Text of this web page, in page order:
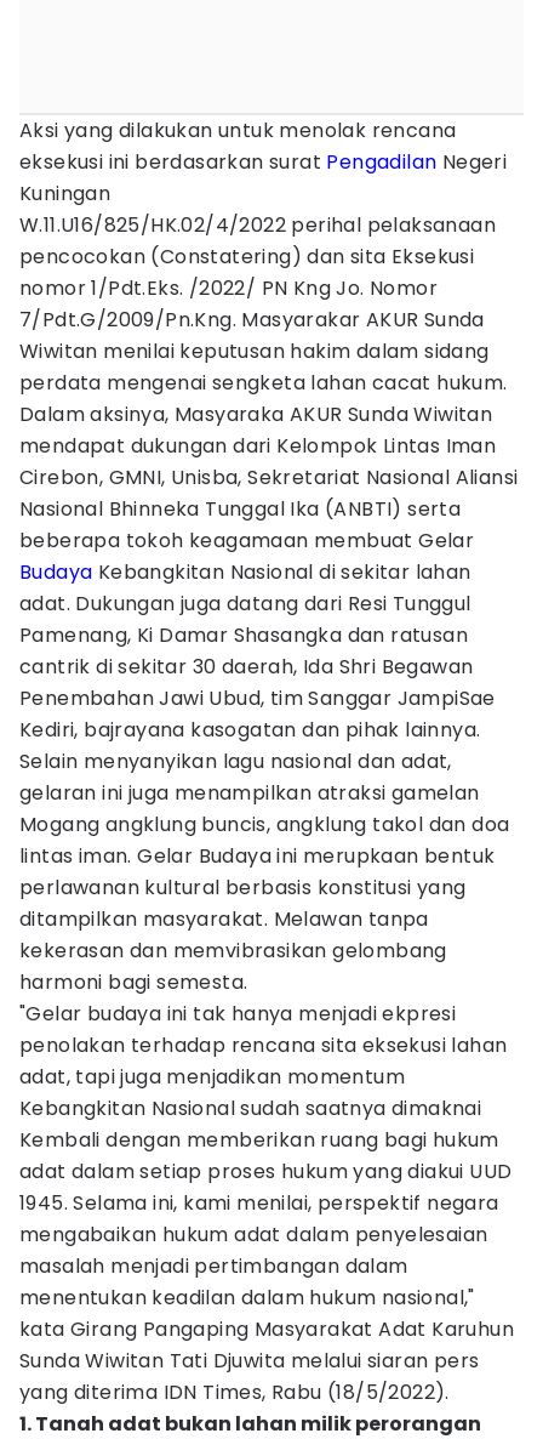
Aksi yang dilakukan untuk menolak rencana
eksekusi ini berdasarkan surat Pengadilan Negeri
Kuningan
W.11.U16/825/HK.02/4/2022 perihal pelaksanaan
pencocokan (Constatering) dan sita Eksekusi
nomor 1/Pdt.Eks. /2022/ PN Kng Jo. Nomor
7/Pdt.G/2009/Pn.Kng. Masyarakar AKUR Sunda
Wiwitan menilai keputusan hakim dalam sidang
perdata mengenai sengketa lahan cacat hukum.
Dalam aksinya, Masyaraka AKUR Sunda Wiwitan
mendapat dukungan dari Kelompok Lintas Iman
Cirebon, GMNI, Unisba, Sekretariat Nasional Aliansi
Nasional Bhinneka Tunggal Ika (ANBTI) serta
beberapa tokoh keagamaan membuat Gelar
Budaya Kebangkitan Nasional di sekitar lahan
adat. Dukungan juga datang dari Resi Tunggul
Pamenang, Ki Damar Shasangka dan ratusan
cantrik di sekitar 30 daerah, Ida Shri Begawan
Penembahan Jawi Ubud, tim Sanggar JampiSae
Kediri, bajrayana kasogatan dan pihak lainnya.
Selain menyanyikan lagu nasional dan adat,
gelaran ini juga menampilkan atraksi gamelan
Mogang angklung buncis, angklung takol dan doa
lintas iman. Gelar Budaya ini merupkaan bentuk
perlawanan kultural berbasis konstitusi yang
ditampilkan masyarakat. Melawan tanpa
kekerasan dan memvibrasikan gelombang
harmoni bagi semesta.
"Gelar budaya ini tak hanya menjadi ekpresi
penolakan terhadap rencana sita eksekusi lahan
adat, tapi juga menjadikan momentum
Kebangkitan Nasional sudah saatnya dimaknai
Kembali dengan memberikan ruang bagi hukum
adat dalam setiap proses hukum yang diakui UUD
1945. Selama ini, kami menilai, perspektif negara
mengabaikan hukum adat dalam penyelesaian
masalah menjadi pertimbangan dalam
menentukan keadilan dalam hukum nasional,"
kata Girang Pangaping Masyarakat Adat Karuhun
Sunda Wiwitan Tati Djuwita melalui siaran pers
yang diterima IDN Times, Rabu (18/5/2022).
1. Tanah adat bukan lahan milik perorangan